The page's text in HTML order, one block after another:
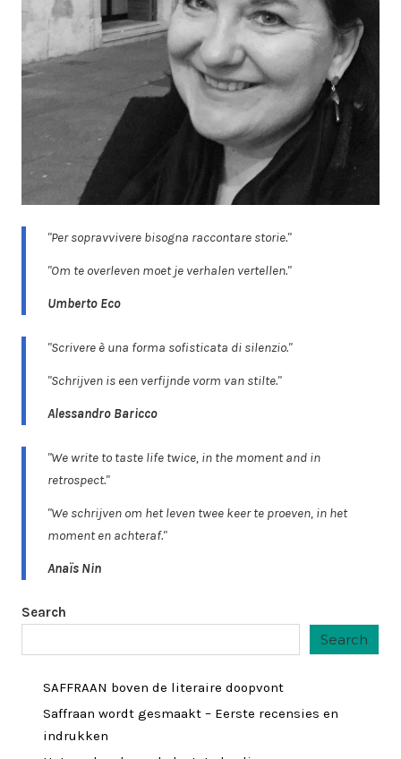
"Per sopravvivere bisogna raccontare storie."
"Om te overleven moet je verhalen vertellen."
Umberto Eco
"Scrivere è una forma sofisticata di silenzio."
"Schrijven is een verfijnde vorm van stilte."
Alessandro Baricco
"We write to taste life twice, in the moment and in
retrospect."
"We schrijven om het leven twee keer te proeven, in het
moment en achteraf."
Anaïs Nin
Search
Search
SAFFRAAN boven de literaire doopvont
Saffraan wordt gesmaakt – Eerste recensies en
indrukken